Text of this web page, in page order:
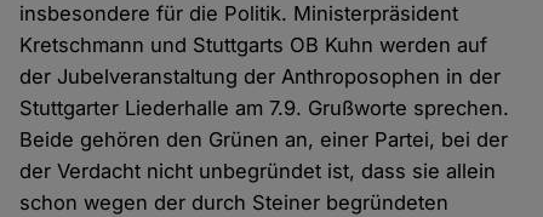
insbesondere für die Politik. Ministerpräsident
Kretschmann und Stuttgarts OB Kuhn werden auf
der Jubelveranstaltung der Anthroposophen in der
Stuttgarter Liederhalle am 7.9. Grußworte sprechen.
Beide gehören den Grünen an, einer Partei, bei der
der Verdacht nicht unbegründet ist, dass sie allein
schon wegen der durch Steiner begründeten